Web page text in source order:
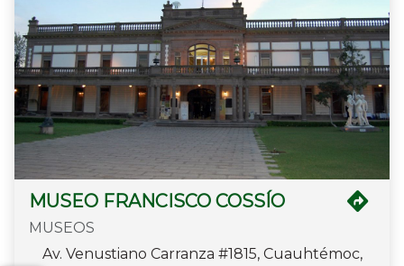
MUSEO FRANCISCO COSSÍO
MUSEOS
Av. Venustiano Carranza #1815, Cuauhtémoc,